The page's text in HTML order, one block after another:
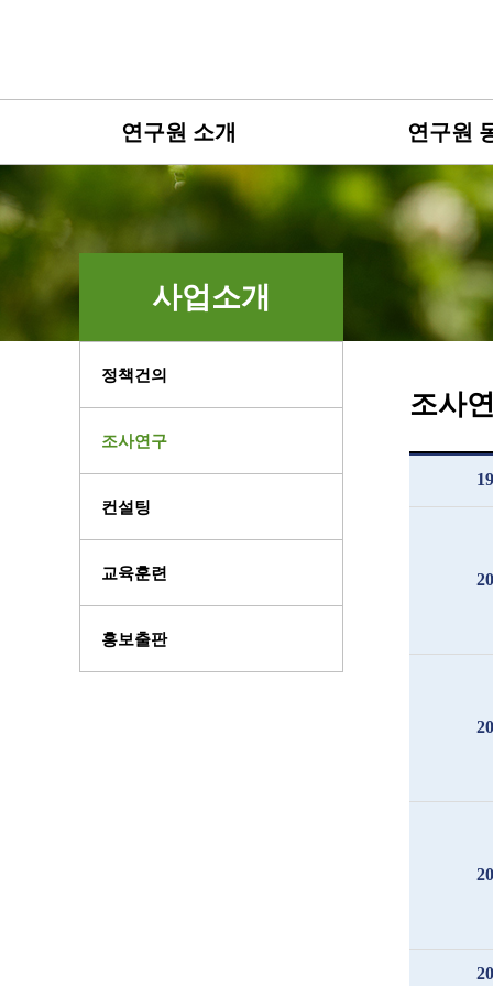
연구원 소개 연구원
사업소개
정책건의
조사연구
컨설팅
교육훈련
홍보출판
조사